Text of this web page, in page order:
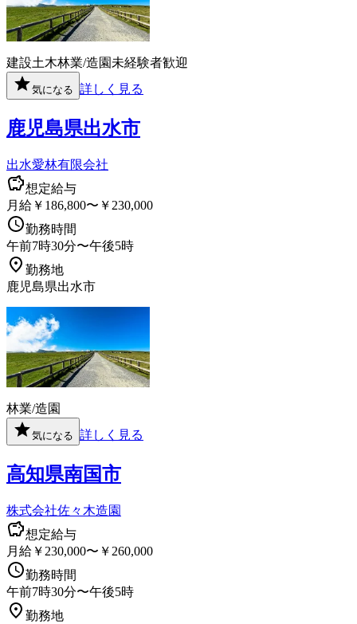
建設土木林業/造園 未経験者歓迎
気になる 詳しく見る
鹿児島県出水市
出水愛林有限会社
想定給与
月給￥186,800〜￥230,000
勤務時間
午前7時30分〜午後5時
勤務地
鹿児島県出水市
林業/造園
気になる 詳しく見る
高知県南国市
株式会社佐々木造園
想定給与
月給￥230,000〜￥260,000
勤務時間
午前7時30分〜午後5時
勤務地